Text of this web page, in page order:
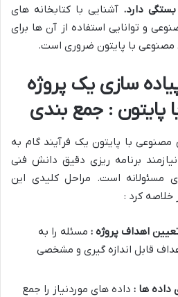
دارد. آشنایی با کتابخانه های
و توانایی استفاده از آن ها برای
با پایتون ضروری است.
سازی یک پروژه
: جمع بندی
با پایتون یک فرآیند گام به
برنامه ریزی دقیق دانش فنی
مسئولانه است. مراحل کلیدی این
خلاصه کرد :
اهداف پروژه : مسئله را به
قابل اندازه گیری و مشخصی
داده ها : داده های موردنیاز را جمع